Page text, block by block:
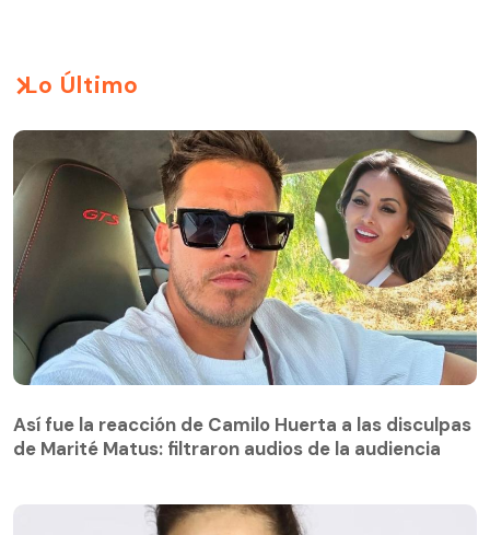
Lo Último
Así fue la reacción de Camilo Huerta a las disculpas
de Marité Matus: filtraron audios de la audiencia